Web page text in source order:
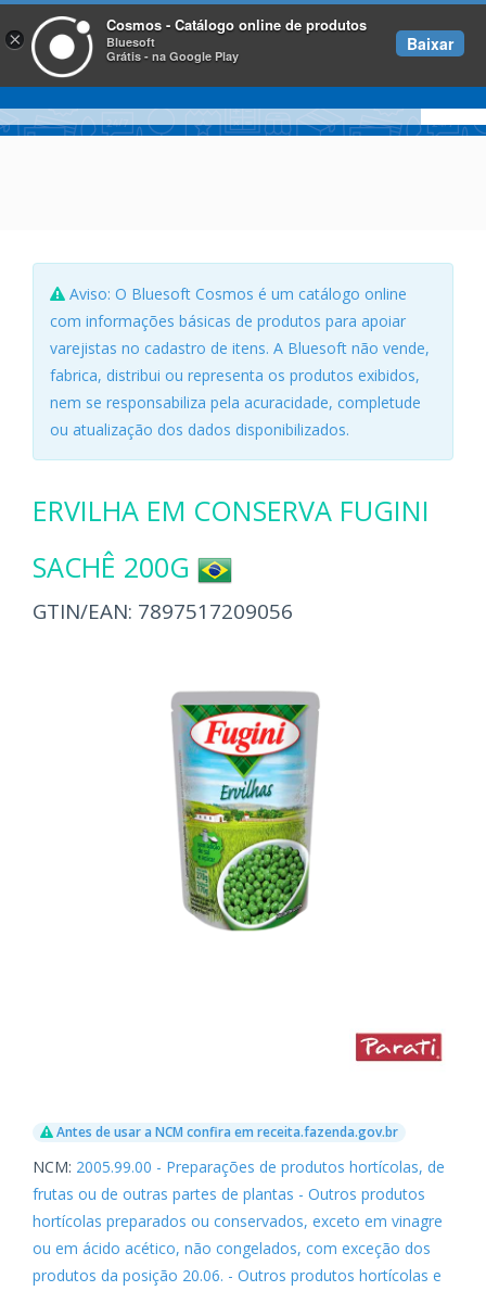
Aviso: O Bluesoft Cosmos é um catálogo online
com informações básicas de produtos para apoiar
varejistas no cadastro de itens. A Bluesoft não vende,
fabrica, distribui ou representa os produtos exibidos,
nem se responsabiliza pela acuracidade, completude
ou atualização dos dados disponibilizados.
ERVILHA EM CONSERVA FUGINI
SACHÊ 200G
GTIN/EAN: 7897517209056
Antes de usar a NCM confira em receita.fazenda.gov.br
NCM: 2005.99.00 - Preparações de produtos hortícolas, de
frutas ou de outras partes de plantas - Outros produtos
hortícolas preparados ou conservados, exceto em vinagre
ou em ácido acético, não congelados, com exceção dos
produtos da posição 20.06. - Outros produtos hortícolas e
×
Cosmos - Catálogo online de produtos
Bluesoft
Grátis - na Google Play
Baixar